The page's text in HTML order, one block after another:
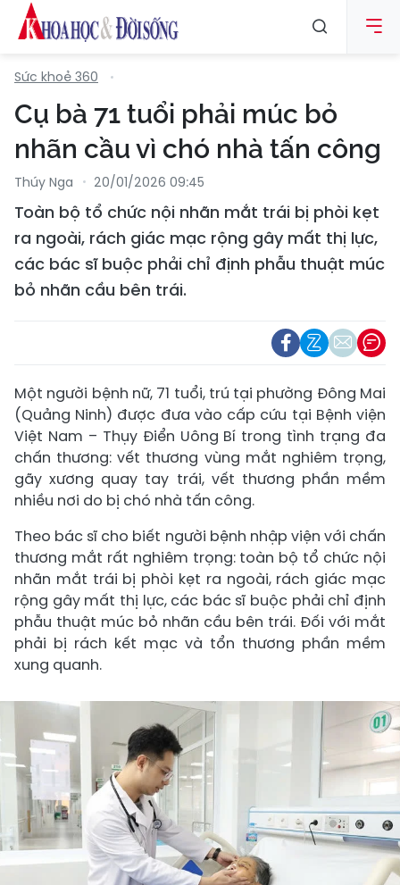
Sức khoẻ 360
Cụ bà 71 tuổi phải múc bỏ
nhãn cầu vì chó nhà tấn công
Thúy Nga 20/01/2026 09:45
Toàn bộ tổ chức nội nhãn mắt trái bị phòi kẹt
ra ngoài, rách giác mạc rộng gây mất thị lực,
các bác sĩ buộc phải chỉ định phẫu thuật múc
bỏ nhãn cầu bên trái.
Một người bệnh nữ, 71 tuổi, trú tại phường Đông Mai
(Quảng Ninh) được đưa vào cấp cứu tại Bệnh viện
Việt Nam – Thụy Điển Uông Bí trong tình trạng đa
chấn thương: vết thương vùng mắt nghiêm trọng,
gãy xương quay tay trái, vết thương phần mềm
nhiều nơi do bị chó nhà tấn công.
Theo bác sĩ cho biết người bệnh nhập viện với chấn
thương mắt rất nghiêm trọng: toàn bộ tổ chức nội
nhãn mắt trái bị phòi kẹt ra ngoài, rách giác mạc
rộng gây mất thị lực, các bác sĩ buộc phải chỉ định
phẫu thuật múc bỏ nhãn cầu bên trái. Đối với mắt
phải bị rách kết mạc và tổn thương phần mềm
xung quanh.